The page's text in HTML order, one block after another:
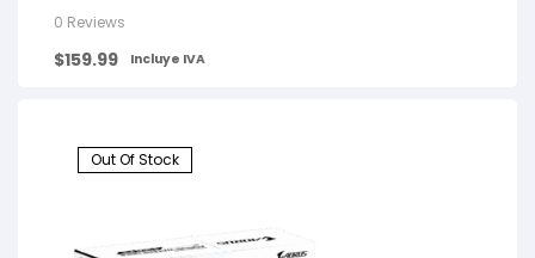
0 Reviews
$159.99 Incluye IVA
Out Of Stock